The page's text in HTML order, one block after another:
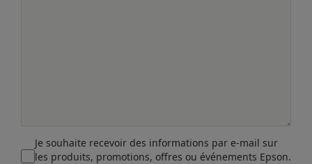
Je souhaite recevoir des informations par e-mail sur
les produits, promotions, offres ou événements Epson.